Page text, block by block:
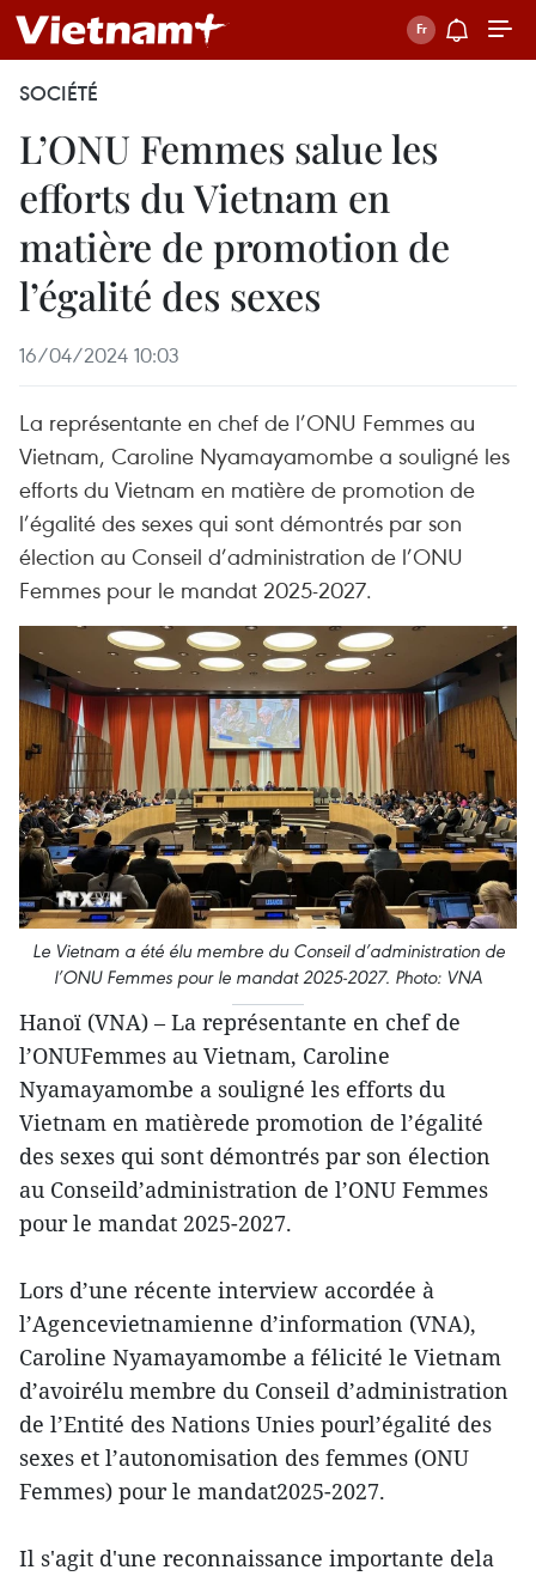
SOCIÉTÉ
L’ONU Femmes salue les
efforts du Vietnam en
matière de promotion de
l’égalité des sexes
16/04/2024 10:03
La représentante en chef de l’ONU Femmes au
Vietnam, Caroline Nyamayamombe a souligné les
efforts du Vietnam en matière de promotion de
l’égalité des sexes qui sont démontrés par son
élection au Conseil d’administration de l’ONU
Femmes pour le mandat 2025-2027.
Le Vietnam a été élu membre du Conseil d’administration de
l’ONU Femmes pour le mandat 2025-2027. Photo: VNA
Hanoï (VNA) – La représentante en chef de
l’ONUFemmes au Vietnam, Caroline
Nyamayamombe a souligné les efforts du
Vietnam en matièrede promotion de l’égalité
des sexes qui sont démontrés par son élection
au Conseild’administration de l’ONU Femmes
pour le mandat 2025-2027.
Lors d’une récente interview accordée à
l’Agencevietnamienne d’information (VNA),
Caroline Nyamayamombe a félicité le Vietnam
d’avoirélu membre du Conseil d’administration
de l’Entité des Nations Unies pourl’égalité des
sexes et l’autonomisation des femmes (ONU
Femmes) pour le mandat2025-2027.
Il s'agit d'une reconnaissance importante dela